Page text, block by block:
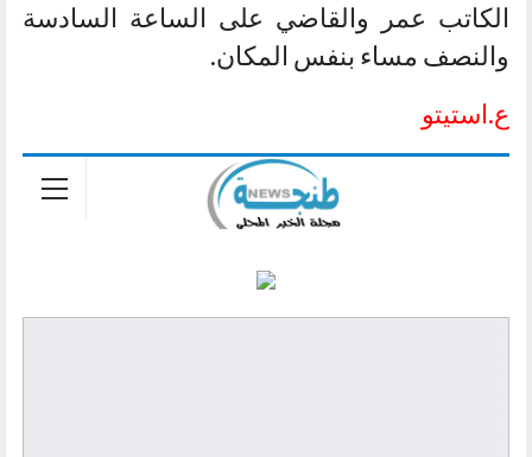
الكاتب عمر والقاضي على الساعة السادسة
والنصف مساء بنفس المكان.
ع.استيتو